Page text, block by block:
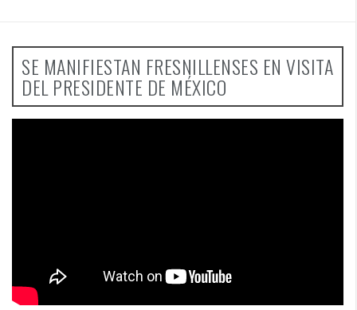
SE MANIFIESTAN FRESNILLENSES EN VISITA
DEL PRESIDENTE DE MÉXICO